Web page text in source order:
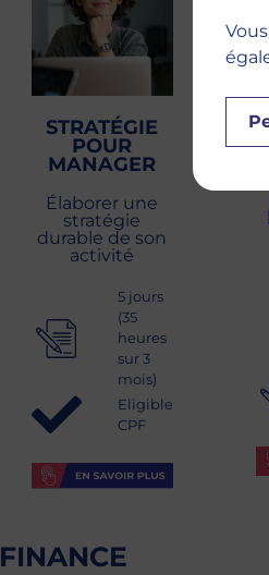
STRATÉGIE
POUR
MANAGER
Élaborer une
stratégie
durable de son
activité
5 jours
(35
heures
sur 3
mois)
Eligible
CPF
FINANCE